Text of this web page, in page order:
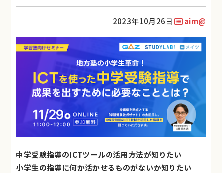
2023年10月26日 aim@
中学受験指導のICTツールの活用方法が知りたい
小学生の指導に何か活かせるものがないか知りたい